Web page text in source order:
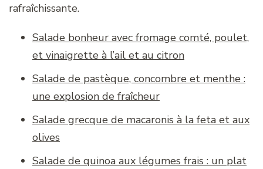
rafraîchissante.
Salade bonheur avec fromage comté, poulet,
et vinaigrette à l’ail et au citron
Salade de pastèque, concombre et menthe :
une explosion de fraîcheur
Salade grecque de macaronis à la feta et aux
olives
Salade de quinoa aux légumes frais : un plat